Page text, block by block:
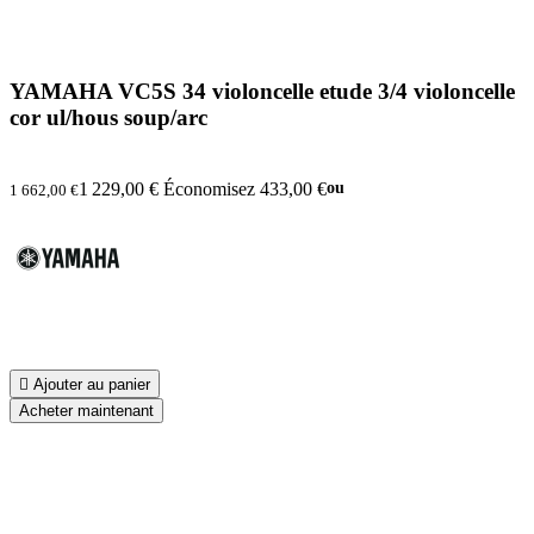
YAMAHA VC5S 34 violoncelle etude 3/4 violoncelle
cor ul/hous soup/arc
1 662,00 €1 229,00 € Économisez 433,00 €ou
 Ajouter au panier
Acheter maintenant